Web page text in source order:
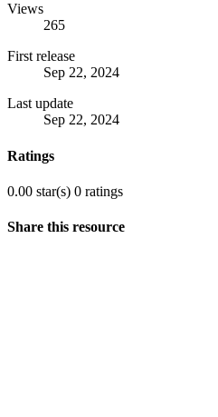
Views
265
First release
Sep 22, 2024
Last update
Sep 22, 2024
Ratings
0.00 star(s) 0 ratings
Share this resource